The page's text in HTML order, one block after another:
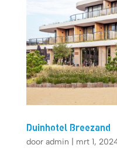
Duinhotel Breezand
door admin mrt 1,